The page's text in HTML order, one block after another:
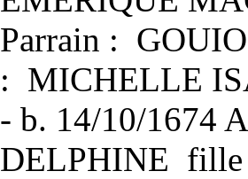
Parrain :
: MICHELLE
- b. 14/10/1674
DELPHINE fille